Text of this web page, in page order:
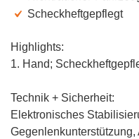
Scheckheftgepflegt
Highlights:
1. Hand;
Technik + Sicherheit:
Elektronisches